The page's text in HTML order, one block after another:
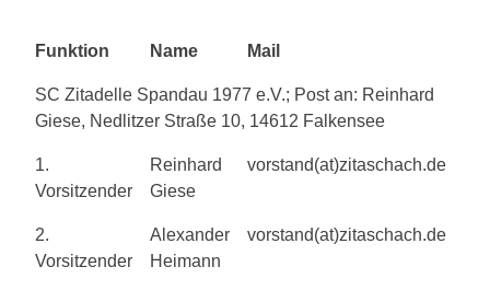
Funktion Name Mail
SC Zitadelle Spandau 1977 e.V.; Post an: Reinhard
Giese, Nedlitzer Straße 10, 14612 Falkensee
1.
Vorsitzender
Reinhard
Giese
vorstand(at)zitaschach.de
2.
Vorsitzender
Alexander
Heimann
vorstand(at)zitaschach.de